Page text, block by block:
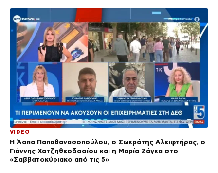
VIDEO
Η Άσπα Παπαθανασοπούλου, ο Σωκράτης Αλειφτήρας, ο
Γιάννης Χατζηθεοδοσίου και η Μαρία Ζάγκα στο
«Σαββατοκύριακο από τις 5»